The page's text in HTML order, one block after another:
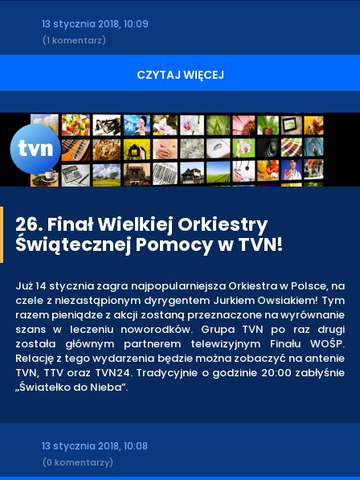
13 stycznia 2018, 10:09
(1 komentarz)
CZYTAJ WIĘCEJ
26. Finał Wielkiej Orkiestry
Świątecznej Pomocy w TVN!
Już 14 stycznia zagra najpopularniejsza Orkiestra w Polsce, na
czele z niezastąpionym dyrygentem Jurkiem Owsiakiem! Tym
razem pieniądze z akcji zostaną przeznaczone na wyrównanie
szans w leczeniu noworodków. Grupa TVN po raz drugi
została głównym partnerem telewizyjnym Finału WOŚP.
Relację z tego wydarzenia będzie można zobaczyć na antenie
TVN, TTV oraz TVN24. Tradycyjnie o godzinie 20:00 zabłyśnie
„Światełko do Nieba”.
13 stycznia 2018, 10:08
(0 komentarzy)